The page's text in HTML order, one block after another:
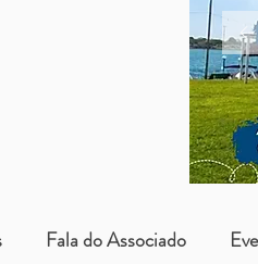
Fala do Associado